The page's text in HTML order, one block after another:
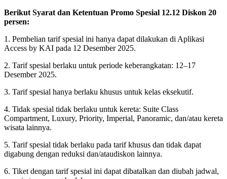
Berikut Syarat dan Ketentuan Promo Spesial 12.12 Diskon 20
persen:
1. Pembelian tarif spesial ini hanya dapat dilakukan di Aplikasi
Access by KAI pada 12 Desember 2025.
2. Tarif spesial berlaku untuk periode keberangkatan: 12–17
Desember 2025.
3. Tarif spesial hanya berlaku khusus untuk kelas eksekutif.
4. Tidak spesial tidak berlaku untuk kereta: Suite Class
Compartment, Luxury, Priority, Imperial, Panoramic, dan/atau kereta
wisata lainnya.
5. Tarif spesial tidak berlaku pada tarif khusus dan tidak dapat
digabung dengan reduksi dan/ataudiskon lainnya.
6. Tiket dengan tarif spesial ini dapat dibatalkan dan diubah jadwal,